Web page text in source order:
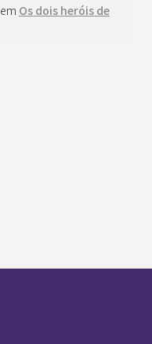
em Os dois heróis de